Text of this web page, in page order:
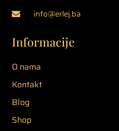
info@erlej.ba
Informacije
O nama
Kontakt
Blog
Shop